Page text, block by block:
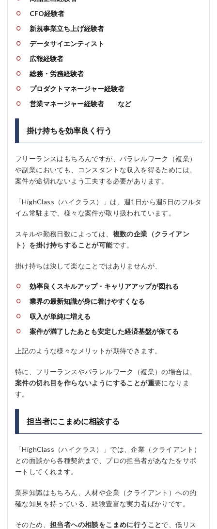
CFO経験者
新規事業立ち上げ経験者
データサイエンティスト
広報経験者
総務・労務経験者
プロダクトマネージャー経験者
営業マネージャー経験者 など
掛け持ちを効率良く行う
フリーランスはもちろんですが、パラレルワーク（複業）
や副業においても、コンスタントな収入を得るためには、
案件が途切れないよう工夫する必要があります。
「HighClass（ハイクラス）」は、週1日から週5日のフルタ
イム常駐まで、様々な案件が取り扱われています。
スキルや勤務日数によっては、 複数の企業（クライアン
ト）を掛け持ちすることが可能です。
掛け持ちは決して楽なことではありませんが、
効率良くスキルアップ・キャリアアップが図れる
業界の最新知識が身に着けやすくなる
収入が単純に増える
案件が満了したあとも安定した経済基盤が保てる
上記のような様々なメリットが期待できます。
特に、フリーランスやパラレルワーク（複業）の場合は、
案件の切れ目を作らないようにすることが重要になりま
す。
担当者にこまめに相談する
「HighClass（ハイクラス）」では、企業（クライアント）
との面談から各種契約まで、プロの担当者があなたをサポ
ートしてくれます。
業界知識はもちろん、人材や企業（クライアント）への的
確な知見を持っている、経験豊富な実力者ばかりです。
そのため、 担当者への相談をこまめに行うことで、低リス